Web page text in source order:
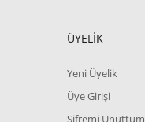
ÜYELİK
Yeni Üyelik
Üye Girişi
Şifremi Unuttum